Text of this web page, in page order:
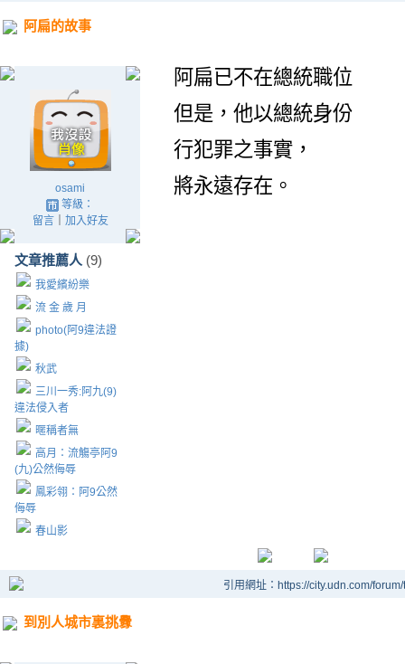
阿扁的故事
osami
等級：
留言｜ 加入好友
文章推薦人 (9)
我愛繽紛樂
流 金 歲 月
photo(阿9違法證
據)
秋武
三川一秀:阿九(9)
違法侵入者
暱稱者無
高月：流觴亭阿9
(九)公然侮辱
鳳彩翎：阿9公然
侮辱
春山影
阿扁已不在總統職位
但是， 他以總統身份
行犯罪之事實，
將永遠存在。
引用網址：https://city.udn.com/
到別人城市裏挑釁